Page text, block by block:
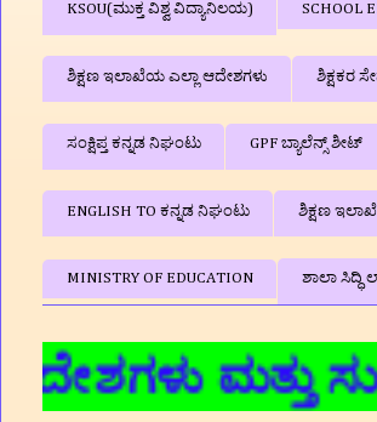
KSOU(ಮುಕ್ತ ವಿಶ್ವ ವಿದ್ಯಾನಿಲಯ) SCHOOL
ಶಿಕ್ಷಣ ಇಲಾಖೆಯ ಎಲ್ಲಾ ಆದೇಶಗಳು ಶಿಕ್ಷಕರ
ಸಂಕ್ಷಿಪ್ತ ಕನ್ನಡ ನಿಘಂಟು GPF ಬ್ಯಾಲೆನ್ಸ್‌ ಶೀಟ್
ENGLISH TO ಕನ್ನಡ ನಿಘಂಟು ಶಿಕ್ಷಣ
MINISTRY OF EDUCATION ಶಾಲಾ ಸಿದ್ಧಿ
ಮತ್ತು